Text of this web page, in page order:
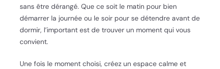
sans être dérangé. Que ce soit le matin pour bien
démarrer la journée ou le soir pour se détendre avant de
dormir, l’important est de trouver un moment qui vous
convient.
Une fois le moment choisi, créez un espace calme et